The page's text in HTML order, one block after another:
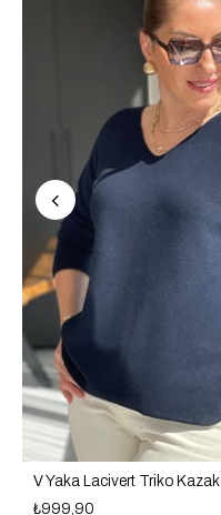
V Yaka Lacivert Triko Kazak
₺999,90